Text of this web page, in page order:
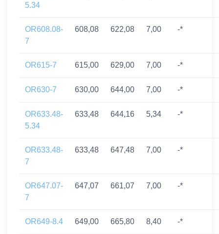
5.34
OR608.08-
7
608,08 622,08 7,00 -*
OR615-7 615,00 629,00 7,00 -*
OR630-7 630,00 644,00 7,00 -*
OR633.48-
5.34
633,48 644,16 5,34 -*
OR633.48-
7
633,48 647,48 7,00 -*
OR647.07-
7
647,07 661,07 7,00 -*
OR649-8.4 649,00 665,80 8,40 -*